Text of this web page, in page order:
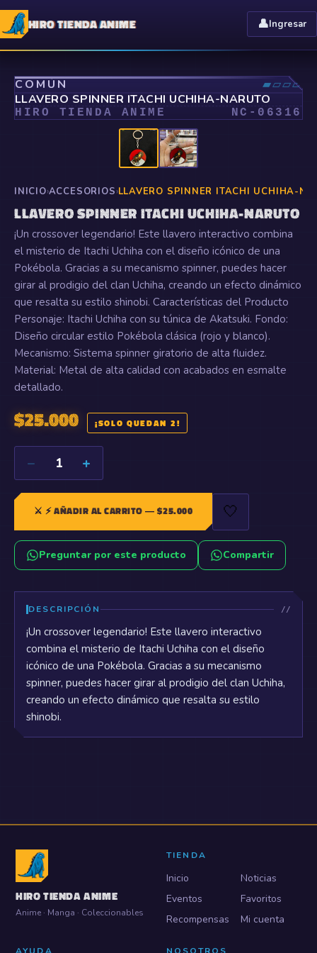
HIRO TIENDA ANIME 👤Ingresar
COMÚN ▰▱▱▱
⤢
LLAVERO SPINNER ITACHI UCHIHA-NARUTO
HIRO TIENDA ANIME NC- 06316
INICIO›ACCESORIOS›LLAVERO SPINNER ITACHI UCHIHA-
LLAVERO SPINNER ITACHI UCHIHA-NARUTO
¡Un crossover legendario! Este llavero interactivo combina
el misterio de Itachi Uchiha con el diseño icónico de una
Pokébola. Gracias a su mecanismo spinner, puedes hacer
girar al prodigio del clan Uchiha, creando un efecto dinámico
que resalta su estilo shinobi. Características del Producto
Personaje: Itachi Uchiha con su túnica de Akatsuki. Fondo:
Diseño circular estilo Pokébola clásica (rojo y blanco).
Mecanismo: Sistema spinner giratorio de alta fluidez.
Material: Metal de alta calidad con acabados en esmalte
detallado.
$25.000 ¡SOLO QUEDAN 2!
− 1 +
⚔️⚡ AÑADIR AL CARRITO — $25.000 🤍
Preguntar por este producto Compartir
DESCRIPCIÓN
¡Un crossover legendario! Este llavero interactivo
combina el misterio de Itachi Uchiha con el diseño
icónico de una Pokébola. Gracias a su mecanismo
spinner, puedes hacer girar al prodigio del clan Uchiha,
creando un efecto dinámico que resalta su estilo
shinobi.
HIRO TIENDA ANIME
Anime · Manga · Coleccionables
TIENDA
Inicio
Noticias
Eventos
Favoritos
Recompensas
Mi cuenta